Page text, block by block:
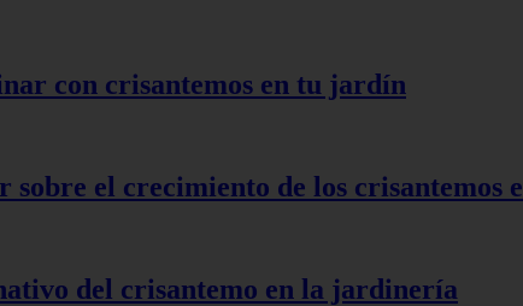
con crisantemos en tu jardín
sobre el crecimiento de los crisantemos
del crisantemo en la jardinería